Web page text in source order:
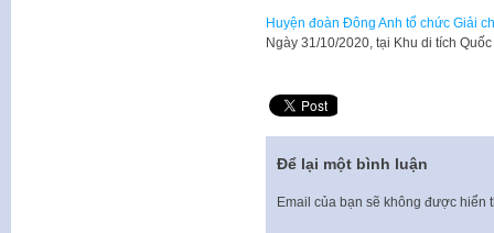
Huyện đoàn Đông Anh tổ chức Giải
Ngày 31/10/2020, tại Khu di tích
Để lại một bình luận
Email của bạn sẽ không được hiển